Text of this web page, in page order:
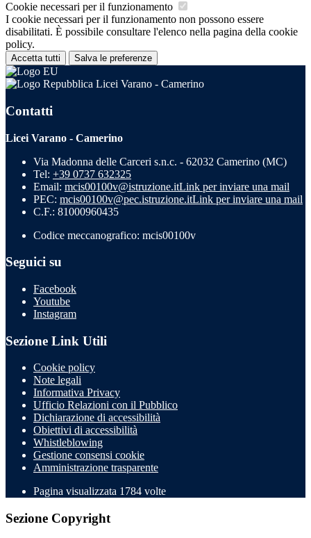
Cookie necessari per il funzionamento
I cookie necessari per il funzionamento non possono essere
disabilitati. È possibile consultare l'elenco nella pagina della cookie
policy.
Accetta tutti Salva le preferenze
Licei Varano - Camerino
Contatti
Licei Varano - Camerino
Via Madonna delle Carceri s.n.c. - 62032 Camerino (MC)
Tel: +39 0737 632325
Email: mcis00100v@istruzione.itLink per inviare una mail
PEC: mcis00100v@pec.istruzione.itLink per inviare una mail
C.F.: 81000960435
Codice meccanografico: mcis00100v
Seguici su
Facebook
Youtube
Instagram
Sezione Link Utili
Cookie policy
Note legali
Informativa Privacy
Ufficio Relazioni con il Pubblico
Dichiarazione di accessibilità
Obiettivi di accessibilità
Whistleblowing
Gestione consensi cookie
Amministrazione trasparente
Pagina visualizzata 1784 volte
Sezione Copyright